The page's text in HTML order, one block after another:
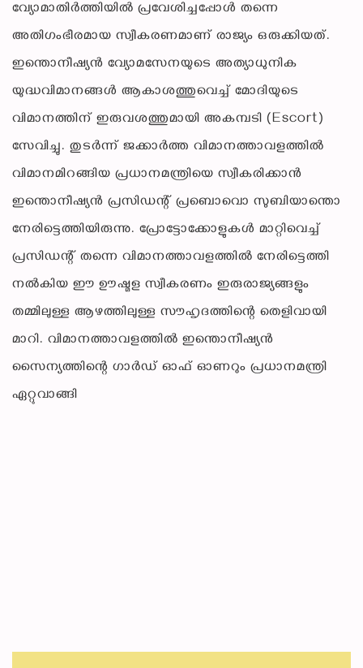
വ്യോമാതിർത്തിയിൽ പ്രവേശിച്ചപ്പോൾ തന്നെ
അതിഗംഭീരമായ സ്വീകരണമാണ് രാജ്യം ഒരുക്കിയത്.
ഇന്തൊനീഷ്യൻ വ്യോമസേനയുടെ അത്യാധുനിക
യുദ്ധവിമാനങ്ങൾ ആകാശത്തുവെച്ച് മോദിയുടെ
വിമാനത്തിന് ഇരുവശത്തുമായി അകമ്പടി (Escort)
സേവിച്ചു. തുടർന്ന് ജക്കാർത്ത വിമാനത്താവളത്തിൽ
വിമാനമിറങ്ങിയ പ്രധാനമന്ത്രിയെ സ്വീകരിക്കാൻ
ഇന്തൊനീഷ്യൻ പ്രസിഡന്റ് പ്രബൊവൊ സുബിയാന്തൊ
നേരിട്ടെത്തിയിരുന്നു. പ്രോട്ടോക്കോളുകൾ മാറ്റിവെച്ച്
പ്രസിഡന്റ് തന്നെ വിമാനത്താവളത്തിൽ നേരിട്ടെത്തി
നൽകിയ ഈ ഊഷ്മള സ്വീകരണം ഇരുരാജ്യങ്ങളും
തമ്മിലുള്ള ആഴത്തിലുള്ള സൗഹൃദത്തിന്റെ തെളിവായി
മാറി. വിമാനത്താവളത്തിൽ ഇന്തൊനീഷ്യൻ
സൈന്യത്തിന്റെ ഗാർഡ് ഓഫ് ഓണറും പ്രധാനമന്ത്രി
ഏറ്റുവാങ്ങി